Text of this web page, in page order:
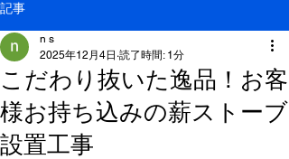
メニュー
記事
こだわり抜いた逸品！お客
様お持ち込みの薪ストーブ
設置工事
n s
2025年12月4日 読了時間: 1分